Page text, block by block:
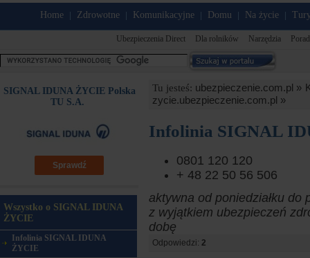
Home Zdrowotne Komunikacyjne Domu Na życie
Ubezpieczenia Direct Dla rolników Narzędzia
SIGNAL IDUNA ŻYCIE Polska
TU S.A.
Sprawdź
Wszystko o SIGNAL IDUNA
ŻYCIE
Infolinia SIGNAL IDUNA
ŻYCIE
Tu jesteś: ubezpieczenie.com.pl »
zycie.ubezpieczenie.com.pl »
Infolinia SIGNAL
0801 120 120
+ 48 22 50 56 506
aktywna od poniedziałku do
z wyjątkiem ubezpieczeń
dobę
Odpowiedzi: 2